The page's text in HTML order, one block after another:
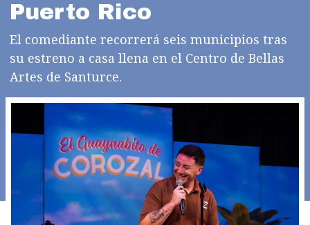
Puerto Rico
El comediante recorrerá seis municipios tras
su estreno a casa llena en el Centro de Bellas
Artes de Santurce.